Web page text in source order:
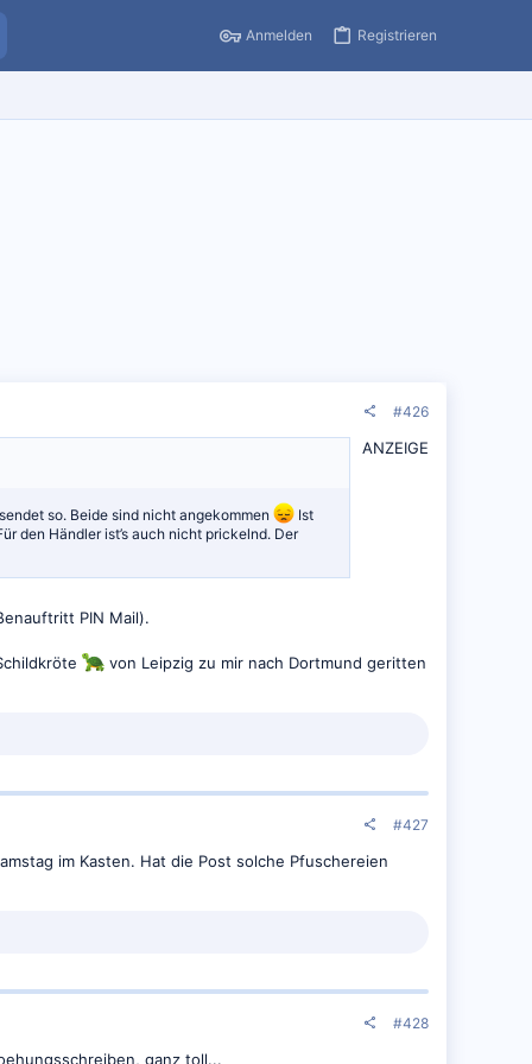
Anmelden Registrieren
#426
ANZEIGE
so. Beide sind nicht angekommen
Ist
den Händler ist’s auch nicht prickelnd. Der
PIN Mail).
von Leipzig zu mir nach Dortmund geritten
#427
im Kasten. Hat die Post solche Pfuschereien
#428
ganz toll...